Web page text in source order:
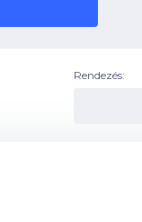
Rendezés: